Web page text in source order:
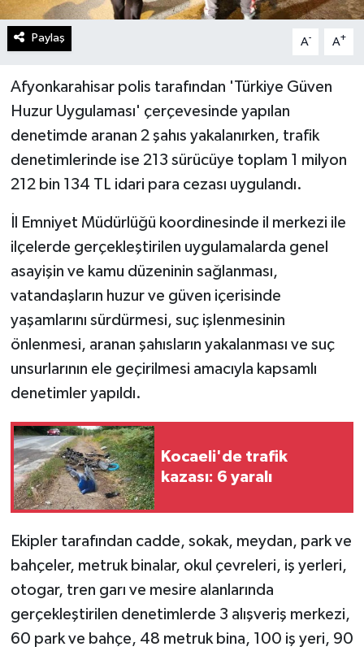
Paylaş A- A+
Afyonkarahisar polis tarafından 'Türkiye Güven
Huzur Uygulaması' çerçevesinde yapılan
denetimde aranan 2 şahıs yakalanırken, trafik
denetimlerinde ise 213 sürücüye toplam 1 milyon
212 bin 134 TL idari para cezası uygulandı.
İl Emniyet Müdürlüğü koordinesinde il merkezi ile
ilçelerde gerçekleştirilen uygulamalarda genel
asayişin ve kamu düzeninin sağlanması,
vatandaşların huzur ve güven içerisinde
yaşamlarını sürdürmesi, suç işlenmesinin
önlenmesi, aranan şahısların yakalanması ve suç
unsurlarının ele geçirilmesi amacıyla kapsamlı
denetimler yapıldı.
Kocaeli'de trafik
kazası: 6 yaralı
Ekipler tarafından cadde, sokak, meydan, park ve
bahçeler, metruk binalar, okul çevreleri, iş yerleri,
otogar, tren garı ve mesire alanlarında
gerçekleştirilen denetimlerde 3 alışveriş merkezi,
60 park ve bahçe, 48 metruk bina, 100 iş yeri, 90